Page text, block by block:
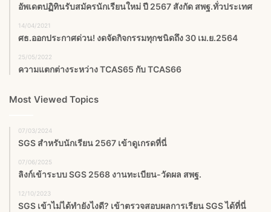
อัพเดตปฏิทินรับสมัครนักเรียนใหม่ ปี 2567 สังกัด สพฐ.ทั่วประเทศ
14/04/2021
ศธ.ออกประกาศด่วน! งดจัดกิจกรรมทุกชนิดถึง 30 เม.ย.2564
25/05/2022
ความแตกต่างระหว่าง TCAS65 กับ TCAS66
Most Viewed Topics
07/03/2024
SGS สําหรับนักเรียน 2567 เข้าดูเกรดที่นี่
07/06/2025
ลิงก์เข้าระบบ SGS 2568 งานทะเบียน-วัดผล สพฐ.
12/10/2023
SGS เข้าไม่ได้ทำยังไงดี? เข้าตรวจสอบผลการเรียน SGS ได้ที่นี่